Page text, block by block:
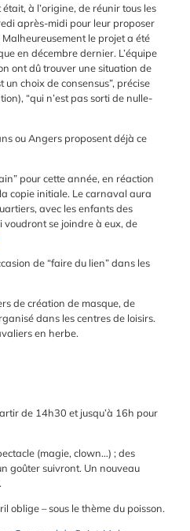
à l’origine, de réunir tous les
après-midi pour leur proposer
le projet a été
en décembre dernier. L’équipe
ont dû trouver une situation de
un choix de consensus”, précise
“qui n’est pas sorti de nulle-
ou Angers proposent déjà ce
pour cette année, en réaction
copie initiale. Le carnaval aura
avec les enfants des
voudront se joindre à eux, de
de “faire du lien” dans les
de création de masque, de
dans les centres de loisirs.
en herbe.
de 14h30 et jusqu’à 16h pour
(magie, clown…) ; des
goûter suivront. Un nouveau
oblige – sous le thème du poisson.